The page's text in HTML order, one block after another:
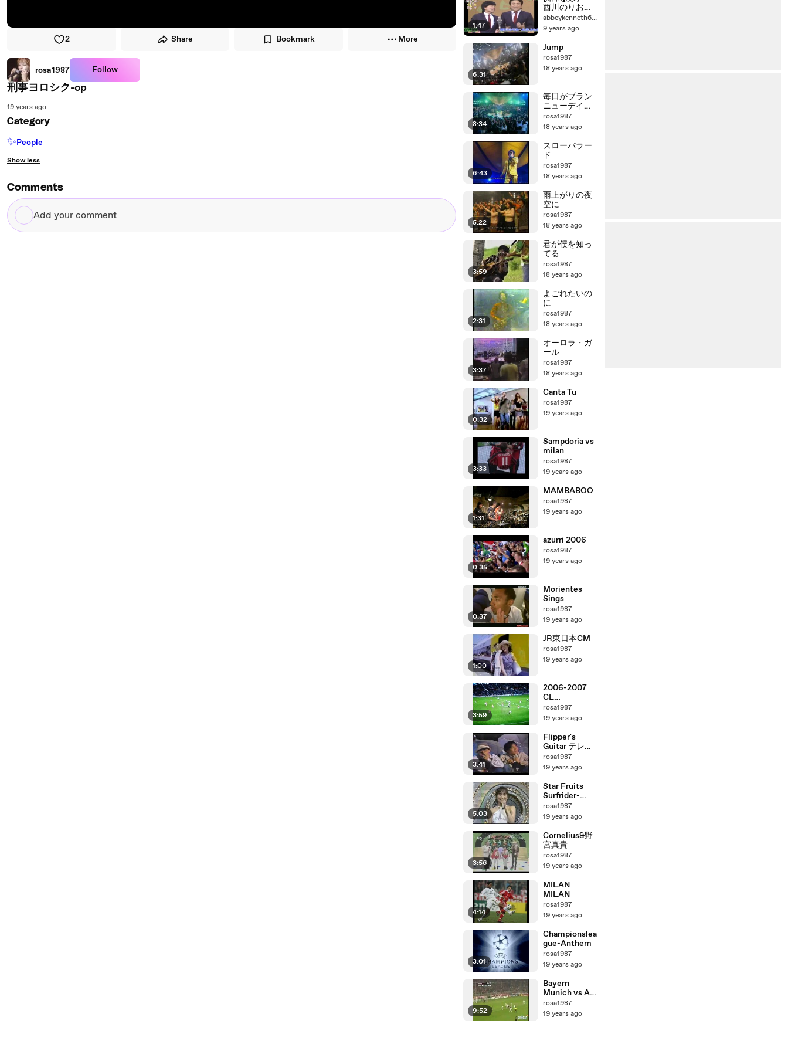
2 Share Bookmark More
rosa1987 Follow
刑事ヨロシク-op
19 years ago
Category
✨People
Show less
Comments
Add
your
子ほか part
2/2
1:47
西川のりお・
上方よしお
「ほ～ホケキ
abbeykenneth6407
9 years ago
6:31
Jump
rosa1987
18 years ago
8:34
毎日がブラン
ニューデイ～
誇り高く生き
よう
rosa1987
18 years ago
6:43
スローバラー
ド
rosa1987
18 years ago
5:22
雨上がりの夜
空に
rosa1987
18 years ago
3:59
君が僕を知っ
てる
rosa1987
18 years ago
2:31
よごれたいの
に
rosa1987
18 years ago
3:37
オーロラ・ガ
ール
rosa1987
18 years ago
0:32
Canta Tu
rosa1987
19 years ago
3:33
Sampdoria vs
milan
rosa1987
19 years ago
1:31
MAMBABOO
rosa1987
19 years ago
0:35
azurri 2006
rosa1987
19 years ago
0:37
Morientes
Sings
rosa1987
19 years ago
1:00
JR東日本CM
rosa1987
19 years ago
3:59
2006-2007
CL
ManchesterU
nited vs AC
rosa1987
19 years ago
3:41
Flipper's
Guitar テレビ
出演
rosa1987
19 years ago
5:03
Star Fruits
Surfrider-
Cornelius
rosa1987
19 years ago
3:56
Cornelius&野
宮真貴
rosa1987
19 years ago
4:14
MILAN
MILAN
rosa1987
19 years ago
3:01
Championslea
gue-Anthem
rosa1987
19 years ago
9:52
Bayern
Munich vs AC
MILAN
rosa1987
19 years ago